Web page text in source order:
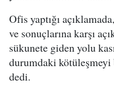
Ofis yaptığı
ve sonuçlarına karşı
sükunete giden yolu
durumdaki
dedi.